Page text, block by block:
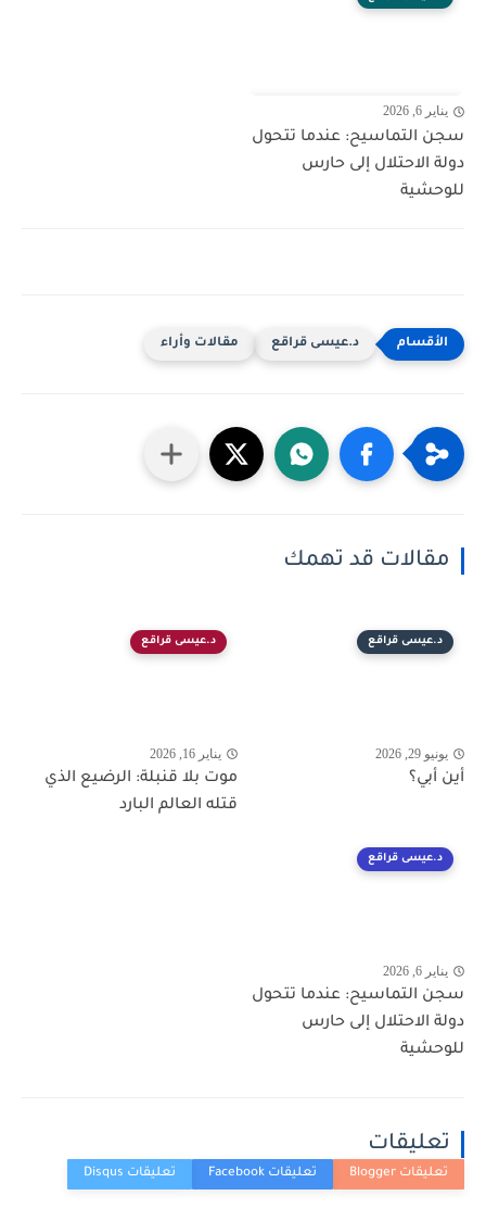
يناير 6, 2026
سجن التماسيح: عندما تتحول
دولة الاحتلال إلى حارس
للوحشية
د.عيسى قراقع مقالات وأراء
مقالات قد تهمك
د.عيسى قراقع
يونيو 29, 2026
أين أبي؟
د.عيسى قراقع
يناير 16, 2026
موت بلا قنبلة: الرضيع الذي
قتله العالم البارد
د.عيسى قراقع
يناير 6, 2026
سجن التماسيح: عندما تتحول
دولة الاحتلال إلى حارس
للوحشية
تعليقات